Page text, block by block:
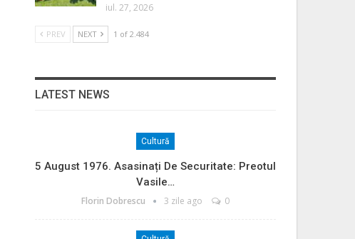
iul. 27, 2026
PREV NEXT 1 of 2.484
LATEST NEWS
Cultură
5 August 1976. Asasinați De Securitate: Preotul
Vasile…
Florin Dobrescu 3 zile ago 0